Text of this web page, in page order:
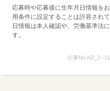
応
応募時や応募後に生年月日情報を
用条件に設定することは許容され
日情報は本人確認や、労働基準法
す。
仕事No. N2_2--11